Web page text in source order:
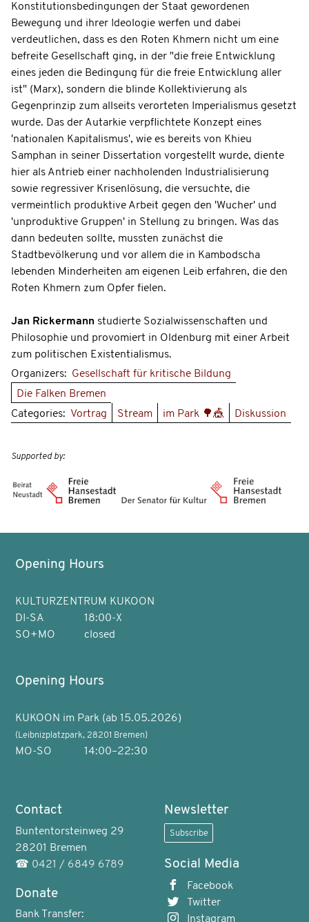
Konstitutionsbedingungen der Staat gewordenen
Bewegung und ihrer Ideologie werfen und dabei
verdeutlichen, dass es den Roten Khmern nicht um eine
befreite Gesellschaft ging, in der "die freie Entwicklung
eines jeden die Bedingung für die freie Entwicklung aller
ist" (Marx), sondern die blinde Kollektivierung als
Gegenprinzip zum allseits verorteten Imperialismus gesetzt
wurde. Das der Autarkie verpflichtete Konzept eines
'nationalen Kapitalismus', wie es bereits von Khieu
Samphan in seiner Dissertation vorgestellt wurde, diente
hier als Antrieb einer nachholenden Industrialisierung
sowie regressiver Krisenlösung, die versuchte, die
vermeintlich produktive Arbeit gegen den 'Wucher' und
'unproduktive Gruppen' in Stellung zu bringen. Was das
dann bedeuten sollte, mussten zunächst die
Stadtbevölkerung und vor allem die in Kambodscha
lebenden Minderheiten am eigenen Leib erfahren, die den
Roten Khmern zum Opfer fielen.
Jan Rickermann studierte Sozialwissenschaften und
Philosophie und provomiert in Oldenburg mit einer Arbeit
zum politischen Existentialismus.
Organizers: Gesellschaft für kritische Bildung
Die Falken Bremen
Categories: Vortrag Stream im Park 🌳🎪 Diskussion
Supported by:
Opening Hours
KULTURZENTRUM KUKOON
DI-SA
18:00-X
SO+MO
closed
Opening Hours
KUKOON im Park (ab 15.05.2026)
(Leibnizplatzpark, 28201 Bremen)
MO-SO 14:00–22:30
Contact
Buntentorsteinweg 29
28201 Bremen
☎ 0421 / 6849 6789
Donate
Bank Transfer:
Newsletter
Subscribe
Social Media
Facebook
Twitter
Instagram